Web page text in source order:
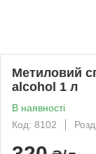
Метиловий
alcohol 1 л
В наявності
Код: 8102